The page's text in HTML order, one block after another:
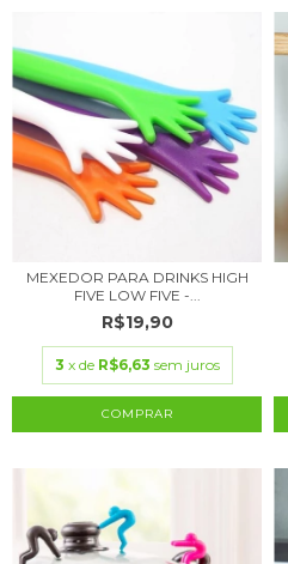
MEXEDOR PARA DRINKS HIGH
FIVE LOW FIVE -...
R$19,90
3 x de R$6,63 sem juros